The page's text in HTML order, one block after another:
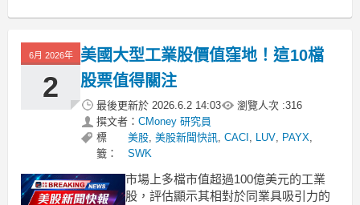
gap: 1rem !im
6月 2026年
2
美國大型工業股價值窪地！這10檔
股票值得關注
最後更新於 2026.6.2 14:03 瀏覽人次 :316
撰文者： CMoney 研究員
標
籤：
美股, 美股新聞快訊, CACI , LUV, PAYX,
SWK
市場上多檔市值超過100億美元的工業
股，評估顯示其相對於同業具吸引力的